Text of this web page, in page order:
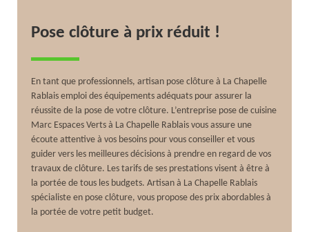
Pose clôture à prix réduit !
En tant que professionnels, artisan pose clôture à La Chapelle
Rablais emploi des équipements adéquats pour assurer la
réussite de la pose de votre clôture. L’entreprise pose de cuisine
Marc Espaces Verts à La Chapelle Rablais vous assure une
écoute attentive à vos besoins pour vous conseiller et vous
guider vers les meilleures décisions à prendre en regard de vos
travaux de clôture. Les tarifs de ses prestations visent à être à
la portée de tous les budgets. Artisan à La Chapelle Rablais
spécialiste en pose clôture, vous propose des prix abordables à
la portée de votre petit budget.